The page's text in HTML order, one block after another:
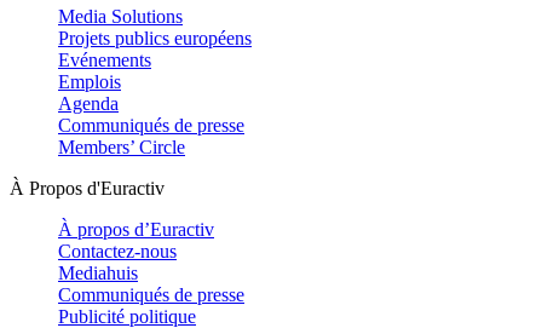
Media Solutions
Projets publics européens
Evénements
Emplois
Agenda
Communiqués de presse
Members’ Circle
À Propos d'Euractiv
À propos d’Euractiv
Contactez-nous
Mediahuis
Communiqués de presse
Publicité politique